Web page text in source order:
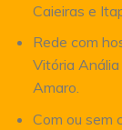
Caieiras e
Rede com
Vitória
Amaro.
Com ou sem